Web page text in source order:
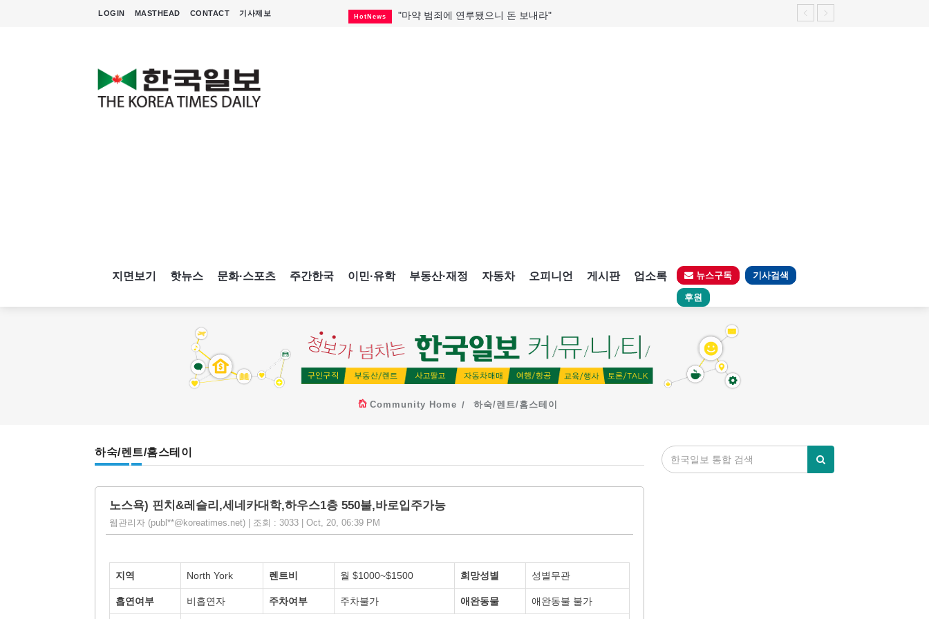
LOGIN MASTHEAD CONTACT 기사제보 HotNews "마약 범죄에 연루됐으니 돈 보내라"
지면보기 핫뉴스 문화·스포츠 주간한국 이민·유학 부동산·재정 자동차 오피니언 게시판 업소록 뉴스구독 기사검색
후원
Community Home 하숙/렌트/홈스테이
하숙/렌트/홈스테이
노스욕) 핀치&레슬리,세네카대학,하우스1층 550불,바로입주가능
웹관리자 (publ**@koreatimes.net) | 조회 : 3033 | Oct, 20, 06:39 PM
지역 North York 렌트비 월 $1000~$1500 희망성별 성별무관
흡연여부 비흡연자 주차여부 주차불가 애완동물 애완동불 불가